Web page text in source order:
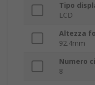
Tipo
LCD
Altezza
92.4mm
Numero
8